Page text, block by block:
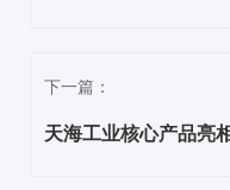
下一篇：
天海工业核心产品亮